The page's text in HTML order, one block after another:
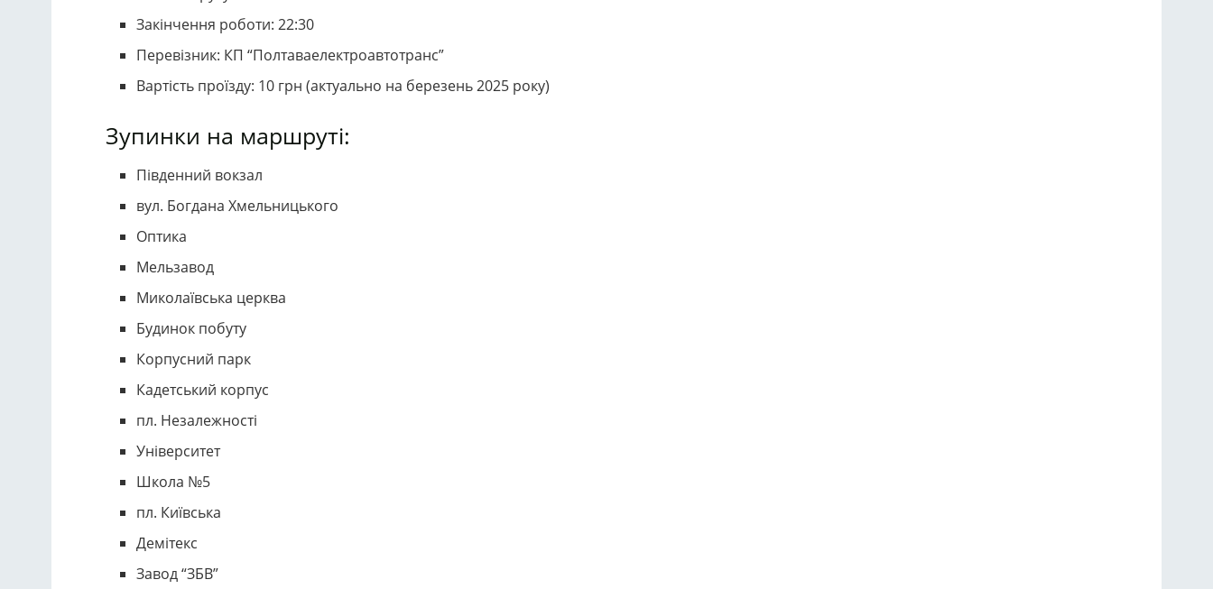
Закінчення роботи: 22:30
Перевізник: КП “Полтаваелектроавтотранс”
Вартість проїзду: 10 грн (актуально на березень 2025 року)
Зупинки на маршруті:
Південний вокзал
вул. Богдана Хмельницького
Оптика
Мельзавод
Миколаївська церква
Будинок побуту
Корпусний парк
Кадетський корпус
пл. Незалежності
Університет
Школа №5
пл. Київська
Демітекс
Завод “ЗБВ”